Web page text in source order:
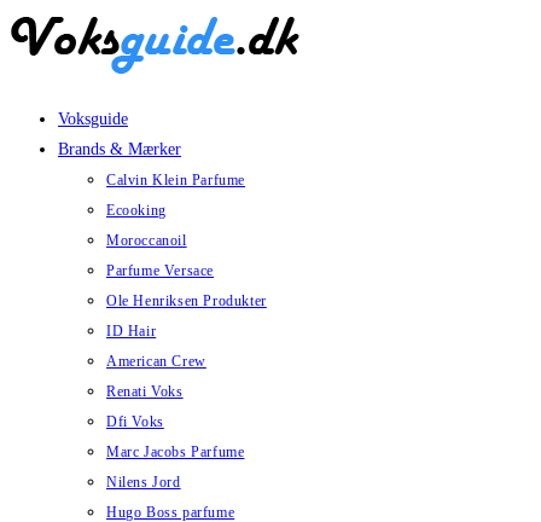
Skip
Voksguide
Brands & Mærker
Calvin Klein Parfume
Ecooking
Moroccanoil
Parfume Versace
Ole Henriksen Produkter
ID Hair
American Crew
Renati Voks
Dfi Voks
Marc Jacobs Parfume
Nilens Jord
Hugo Boss parfume